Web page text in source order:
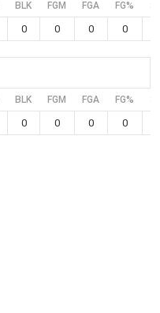
BLK FGM FGA FG%
0 0 0 0
BLK FGM FGA FG%
0 0 0 0